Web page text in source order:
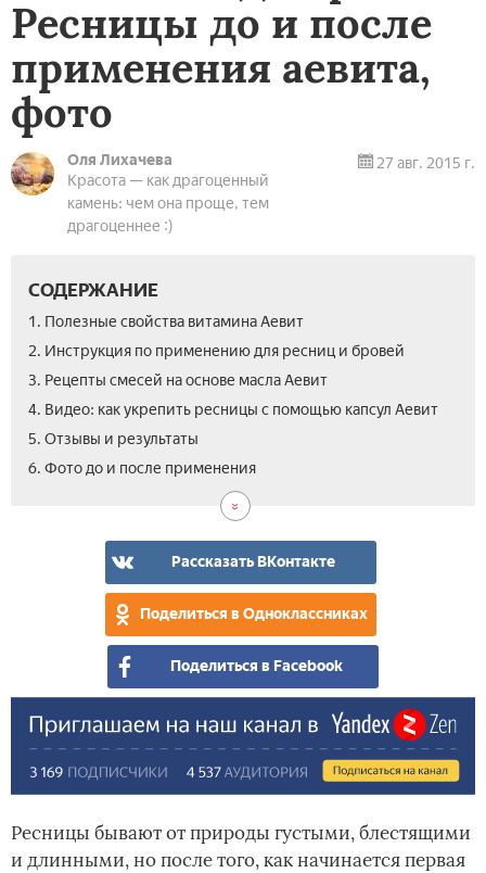
Ресницы до и после
применения аевита,
фото
Оля Лихачева
Красота — как драгоценный
камень: чем она проще, тем
драгоценнее :)
27 авг. 2015 г.
СОДЕРЖАНИЕ
1. Полезные свойства витамина Аевит
2. Инструкция по применению для ресниц и бровей
3. Рецепты смесей на основе масла Аевит
4. Видео: как укрепить ресницы с помощью капсул Аевит
5. Отзывы и результаты
6. Фото до и после применения
Рассказать ВКонтакте
Поделиться в Одноклассниках
Поделиться в Facebook
Ресницы бывают от природы густыми, блестящими
и длинными, но после того, как начинается первая